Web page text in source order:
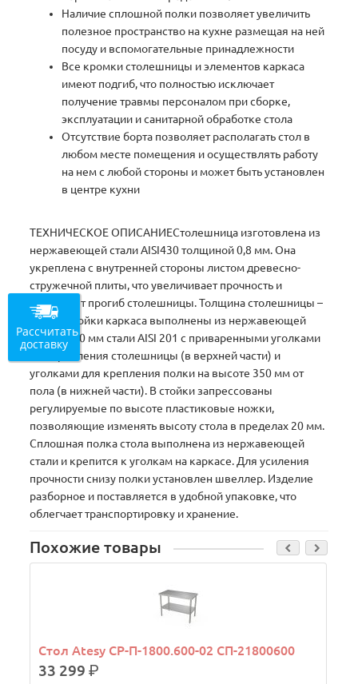
Наличие сплошной полки позволяет увеличить
полезное пространство на кухне размещая на ней
посуду и вспомогательные принадлежности
Все кромки столешницы и элементов каркаса
имеют подгиб, что полностью исключает
получение травмы персоналом при сборке,
эксплуатации и санитарной обработке стола
Отсутствие борта позволяет располагать стол в
любом месте помещения и осуществлять работу
на нем с любой стороны и может быть установлен
в центре кухни
ТЕХНИЧЕСКОЕ ОПИСАНИЕСтолешница изготовлена из
нержавеющей стали AISI430 толщиной 0,8 мм. Она
укреплена с внутренней стороны листом древесно-
стружечной плиты, что увеличивает прочность и
исключает прогиб столешницы. Толщина столешницы –
50 мм. Стойки каркаса выполнены из нержавеющей
трубы O40 мм стали AISI 201 с приваренными уголками
для крепления столешницы (в верхней части) и
уголками для крепления полки на высоте 350 мм от
пола (в нижней части). В стойки запрессованы
регулируемые по высоте пластиковые ножки,
позволяющие изменять высоту стола в пределах 20 мм.
Сплошная полка стола выполнена из нержавеющей
стали и крепится к уголкам на каркасе. Для усиления
прочности снизу полки установлен швеллер. Изделие
разборное и поставляется в удобной упаковке, что
облегчает транспортировку и хранение.
Похожие товары
Стол Atesy СР-П-1800.600-02 СП-21800600
33 299р.
Рассчитать
доставку